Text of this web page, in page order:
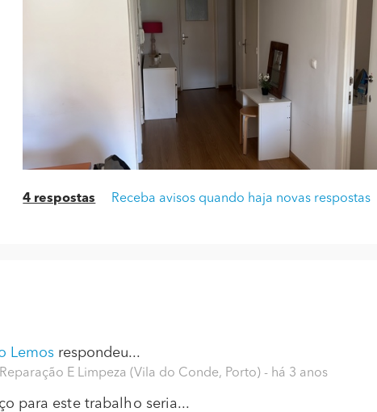
4 respostas Receba avisos quando haja novas respostas
Lemos respondeu...
E Limpeza (Vila do Conde, Porto) - há 3 anos
para este trabalho seria...